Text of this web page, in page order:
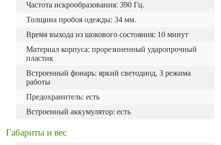
Частота искрообразования: 390 Гц.
Толщина пробоя одежды: 34 мм.
Время выхода из шокового состояния: 10 минут
Материал корпуса: прорезиненный ударопрочный
пластик
Встроенный фонарь: яркий светодиод, 3 режима
работы
Предохранитель: есть
Встроенный аккумулятор: есть
Габариты и вес